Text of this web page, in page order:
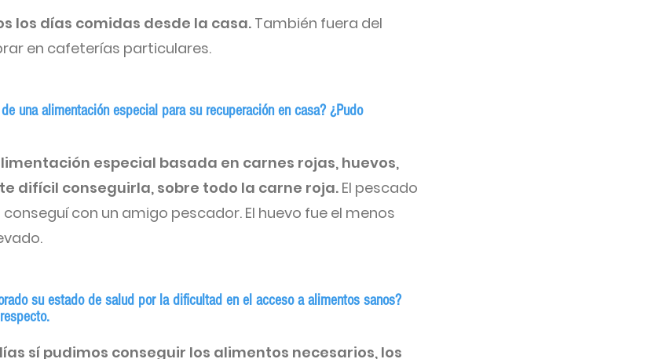
los días comidas desde la casa. También fuera del
en cafeterías particulares.
una alimentación especial para su recuperación en casa? ¿Pudo
especial basada en carnes rojas, huevos,
difícil conseguirla, sobre todo la carne roja. El pescado
con un amigo pescador. El huevo fue el menos
su estado de salud por la dificultad en el acceso a alimentos sanos?
sí pudimos conseguir los alimentos necesarios, los